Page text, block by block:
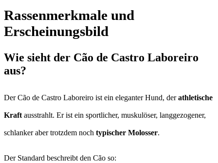
Rassenmerkmale und
Erscheinungsbild
Wie sieht der Cão de Castro Laboreiro
aus?
Der Cão de Castro Laboreiro ist ein eleganter Hund, derathletische
Kraftausstrahlt. Er ist ein sportlicher, muskulöser, langgezogener,
schlanker aber trotzdem noch typischer Molosser.
Der Standard beschreibt den Cão so: